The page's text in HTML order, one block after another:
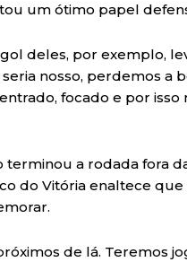
um ótimo papel
deles, por exemplo,
nosso, perdemos a
focado e por isso
a rodada fora
do Vitória enaltece que
de lá. Teremos